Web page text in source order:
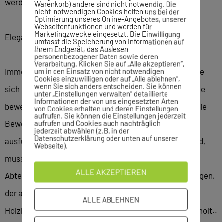
Eleganz und Ernsthaftigkeit
Immer wieder hallen die Schreie der jungen Kämpfer, die
sich Fäuste und Beine schwingend über die Kampfmatte
bewegen, durch die Halle. „Ganz wichtig ist, dass man die
Bewegungen elegant und mit dem gebotenen Ernst
ausführt. Der Schrei, bei dem Energie ausgestoßen wird,
muss natürlich überzeugend klingen“, sagt Andy Fields,
Abteilungsleiter der Karateabteilung vom VfL Sindelfingen,
der am Sonntag beim Bruchtest, bei dem mehrere
Holzbretter durchschlagen werden, die Silbermedaille holt..
Warenkorb) andere sind nicht notwendig. Die
nicht-notwendigen Cookies helfen uns bei der
Optimierung unseres Online-Angebotes, unserer
Webseitenfunktionen und werden für
Marketingzwecke eingesetzt. Die Einwilligung
umfasst die Speicherung von Informationen auf
Ihrem Endgerät, das Auslesen
personenbezogener Daten sowie deren
Verarbeitung. Klicken Sie auf „Alle akzeptieren“,
um in den Einsatz von nicht notwendigen
Cookies einzuwilligen oder auf „Alle ablehnen“,
wenn Sie sich anders entscheiden. Sie können
unter „Einstellungen verwalten“ detaillierte
Informationen der von uns eingesetzten Arten
von Cookies erhalten und deren Einstellungen
aufrufen. Sie können die Einstellungen jederzeit
aufrufen und Cookies auch nachträglich
jederzeit abwählen (z.B. in der
Datenschutzerklärung oder unten auf unserer
Webseite).
ALLE AKZEPTIEREN
ALLE ABLEHNEN